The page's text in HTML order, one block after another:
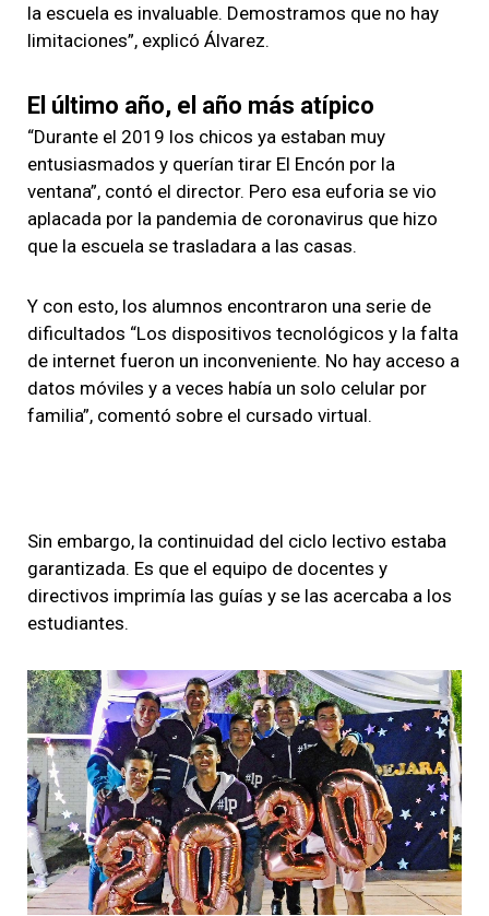
la escuela es invaluable. Demostramos que no hay
limitaciones”, explicó Álvarez.
El último año, el año más atípico
“Durante el 2019 los chicos ya estaban muy
entusiasmados y querían tirar El Encón por la
ventana”, contó el director. Pero esa euforia se vio
aplacada por la pandemia de coronavirus que hizo
que la escuela se trasladara a las casas.
Y con esto, los alumnos encontraron una serie de
dificultados “Los dispositivos tecnológicos y la falta
de internet fueron un inconveniente. No hay acceso a
datos móviles y a veces había un solo celular por
familia”, comentó sobre el cursado virtual.
Sin embargo, la continuidad del ciclo lectivo estaba
garantizada. Es que el equipo de docentes y
directivos imprimía las guías y se las acercaba a los
estudiantes.